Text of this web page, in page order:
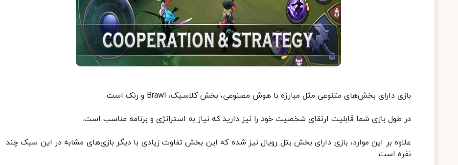
بازی دارای بخش‌های متنوعی مثل مبارزه با هوش مصنوعی، بخش کلاسیک، Brawl و رنک است.
در طول بازی شما قابلیت ارتقای شخصیت خود را نیز دارید که نیاز به استراتژی و برنامه مناسب است.
علاوه بر این موارد، بازی دارای بخش بتل رویال نیز شده که این بخش تفاوت زیادی با دیگر بازی‌های مشابه در این سبک چند
نفره است.